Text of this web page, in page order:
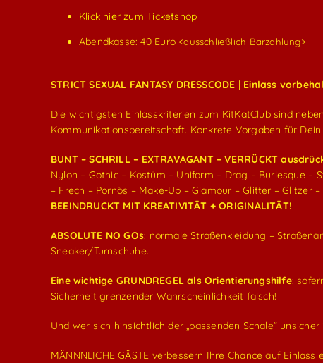
Klick hier zum Ticketshop
Abendkasse: 40 Euro<ausschließlich Barzahlung>
STRICT SEXUAL FANTASY DRESSCODE | Einlass
Die wichtigsten Einlasskriterien zum KitKatClub sind
Kommunikationsbereitschaft. Konkrete Vorgaben für
BUNT – SCHRILL – EXTRAVAGANT – VERRÜCKT
Nylon – Gothic – Kostüm – Uniform – Drag – Burlesque –
– Frech – Pornös – Make-Up – Glamour – Glitter –
BEEINDRUCKT MIT KREATIVITÄT + ORIGINALITÄT!
ABSOLUTE NO GOs: normale Straßenkleidung –
Sneaker/Turnschuhe.
Eine wichtige GRUNDREGEL als Orientierungshilfe:
Sicherheit grenzender Wahrscheinlichkeit falsch!
Und wer sich hinsichtlich der „passenden Schale“
MÄNNNLICHE GÄSTE verbessern Ihre Chance auf